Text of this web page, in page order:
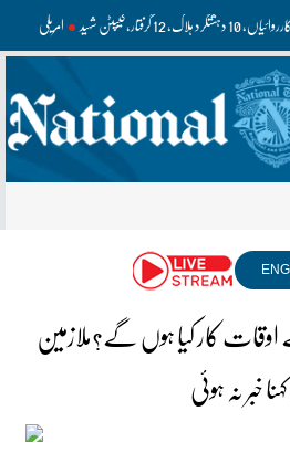
12 گرفتار، کیپٹن شہید امریکی
کار کیا ہوں گے؟ملازمین
خبر نہ ہوئی